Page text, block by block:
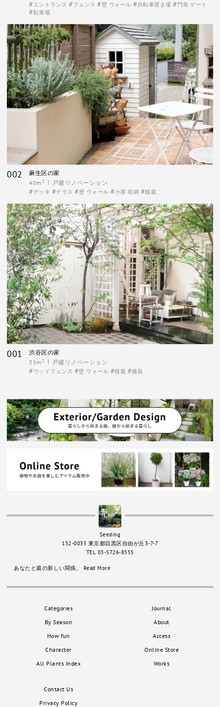
エントランス フェンス 壁 ウォール 自転車置き場
門扉 ゲート
駐車場
002
麻生区の家
40m 2 戸建リノベーション
デッキ テラス 壁 ウォール 小屋 収納 植栽
001
渋谷区の家
35m 2 戸建リノベーション
ウッドフェンス 壁 ウォール 植栽 舗装
あなたと庭の新しい関係。 Read More
Seeding
152-0035 東京都目黒区自由が丘3-7-7
TEL 03-5726-8555
Categories
By Season
How fun
Character
All Plants Index
Journal
About
Access
Online Store
Works
Contact Us
Privacy Policy